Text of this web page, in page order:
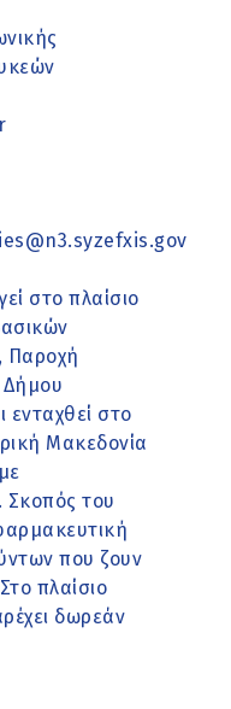
στο πλαίσιο
Παροχή
Δήμου
στο
Μακεδονία
Σκοπός του
που ζουν
πλαίσιο
δωρεάν